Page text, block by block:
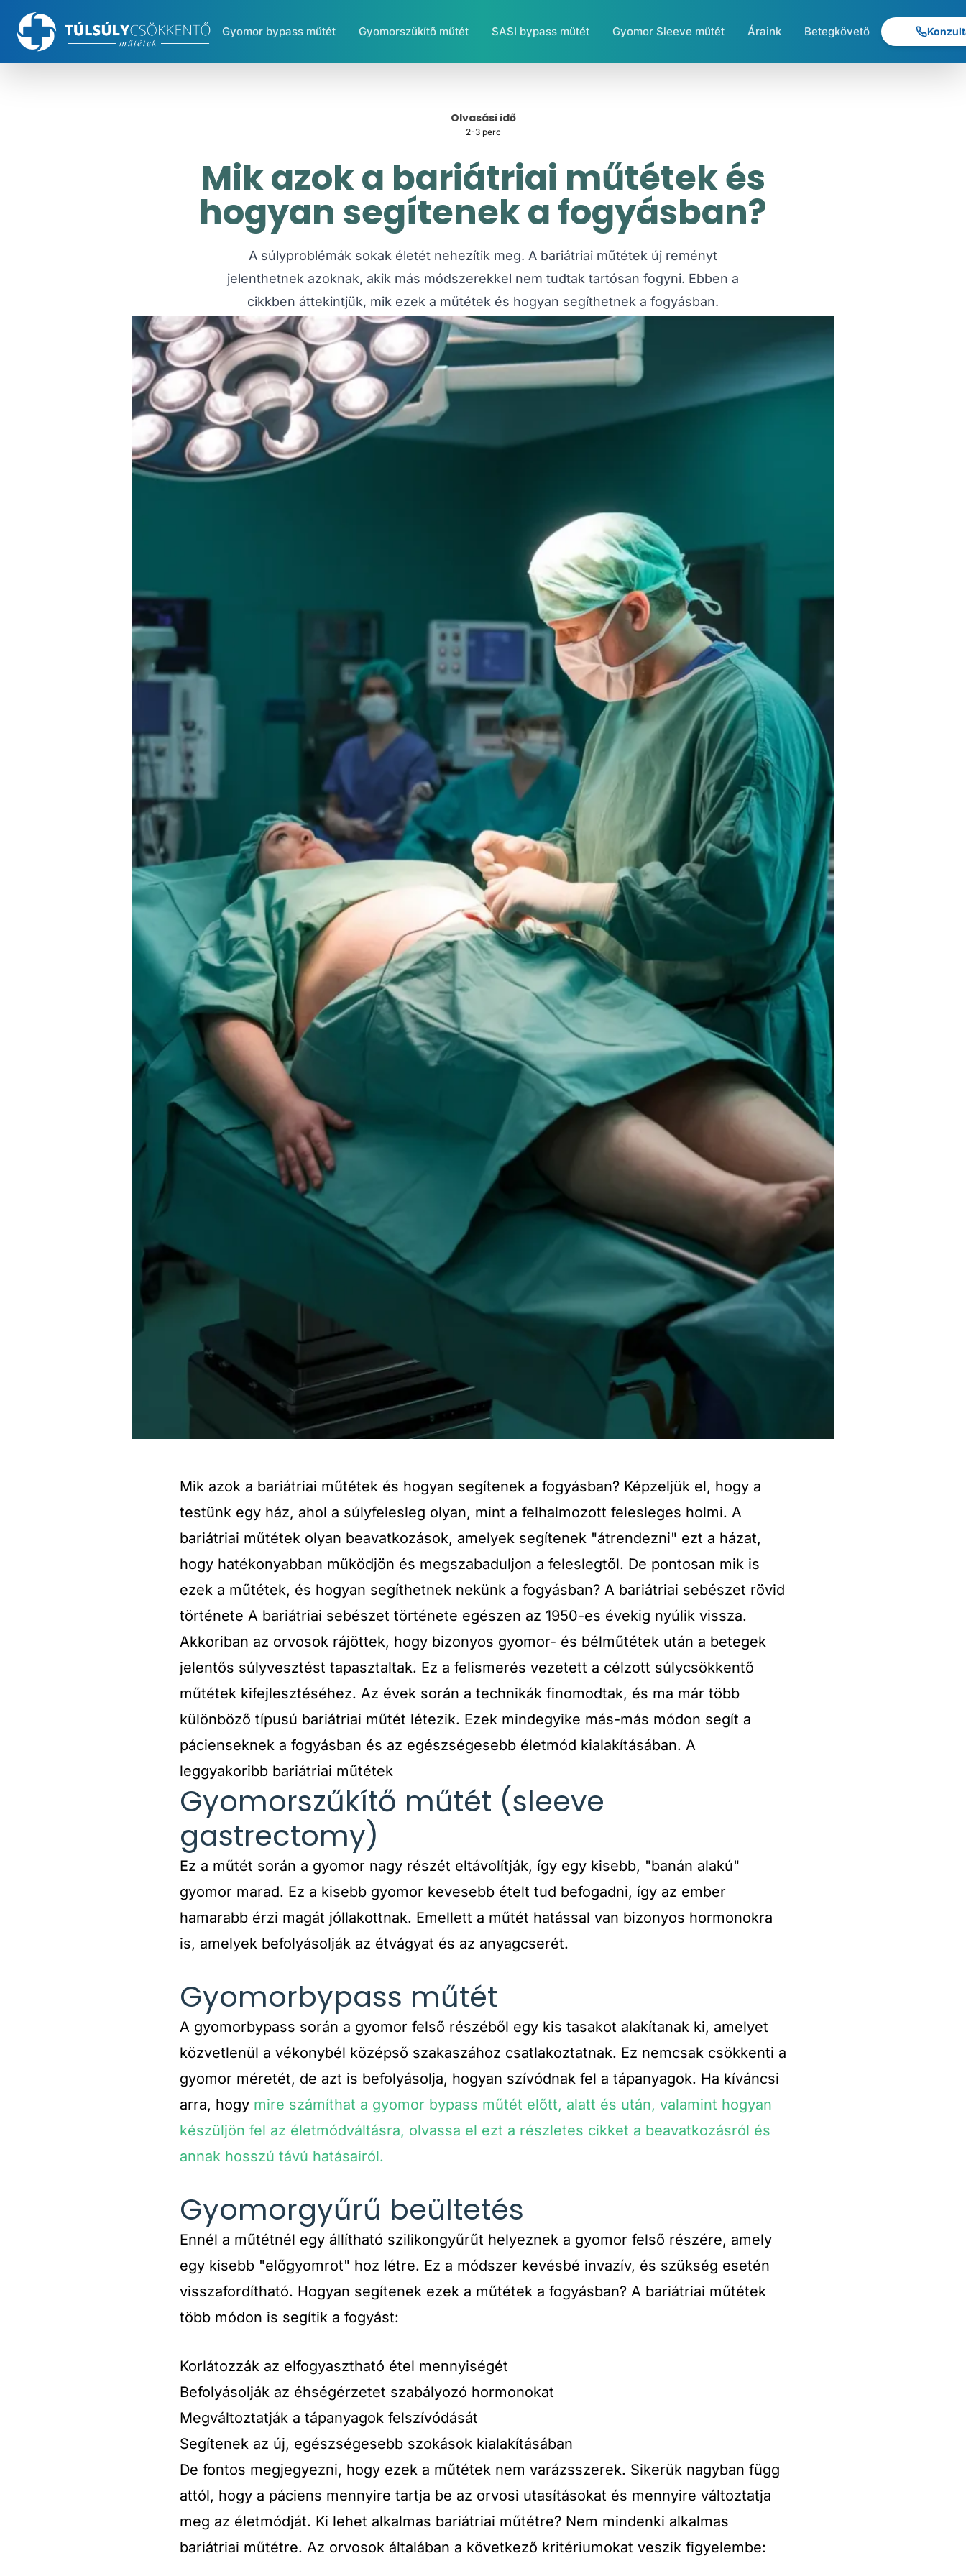
Gyomor bypass műtét Gyomorszűkítő műtét SASI bypass műtét Gyomor Sleeve műtét Áraink Betegkövető
Olvasási idő
2-3 perc
Mik azok a bariátriai műtétek és
hogyan segítenek a fogyásban?
A súlyproblémák sokak életét nehezítik meg. A bariátriai műtétek új reményt
jelenthetnek azoknak, akik más módszerekkel nem tudtak tartósan fogyni. Ebben a
cikkben áttekintjük, mik ezek a műtétek és hogyan segíthetnek a fogyásban.
Mik azok a bariátriai műtétek és hogyan segítenek a fogyásban? Képzeljük el, hogy a
testünk egy ház, ahol a súlyfelesleg olyan, mint a felhalmozott felesleges holmi. A
bariátriai műtétek olyan beavatkozások, amelyek segítenek "átrendezni" ezt a házat,
hogy hatékonyabban működjön és megszabaduljon a feleslegtől. De pontosan mik is
ezek a műtétek, és hogyan segíthetnek nekünk a fogyásban? A bariátriai sebészet rövid
története A bariátriai sebészet története egészen az 1950-es évekig nyúlik vissza.
Akkoriban az orvosok rájöttek, hogy bizonyos gyomor- és bélműtétek után a betegek
jelentős súlyvesztést tapasztaltak. Ez a felismerés vezetett a célzott súlycsökkentő
műtétek kifejlesztéséhez. Az évek során a technikák finomodtak, és ma már több
különböző típusú bariátriai műtét létezik. Ezek mindegyike más-más módon segít a
pácienseknek a fogyásban és az egészségesebb életmód kialakításában. A
leggyakoribb bariátriai műtétek
Gyomorszűkítő műtét (sleeve
gastrectomy)
Ez a műtét során a gyomor nagy részét eltávolítják, így egy kisebb, "banán alakú"
gyomor marad. Ez a kisebb gyomor kevesebb ételt tud befogadni, így az ember
hamarabb érzi magát jóllakottnak. Emellett a műtét hatással van bizonyos hormonokra
is, amelyek befolyásolják az étvágyat és az anyagcserét.
Gyomorbypass műtét
A gyomorbypass során a gyomor felső részéből egy kis tasakot alakítanak ki, amelyet
közvetlenül a vékonybél középső szakaszához csatlakoztatnak. Ez nemcsak csökkenti a
gyomor méretét, de azt is befolyásolja, hogyan szívódnak fel a tápanyagok. Ha kíváncsi
arra, hogy mire számíthat a gyomor bypass műtét előtt, alatt és után, valamint hogyan
készüljön fel az életmódváltásra, olvassa el ezt a részletes cikket a beavatkozásról és
annak hosszú távú hatásairól.
Gyomorgyűrű beültetés
Ennél a műtétnél egy állítható szilikongyűrűt helyeznek a gyomor felső részére, amely
egy kisebb "előgyomrot" hoz létre. Ez a módszer kevésbé invazív, és szükség esetén
visszafordítható. Hogyan segítenek ezek a műtétek a fogyásban? A bariátriai műtétek
több módon is segítik a fogyást:
Korlátozzák az elfogyasztható étel mennyiségét
Befolyásolják az éhségérzetet szabályozó hormonokat
Megváltoztatják a tápanyagok felszívódását
Segítenek az új, egészségesebb szokások kialakításában
De fontos megjegyezni, hogy ezek a műtétek nem varázsszerek. Sikerük nagyban függ
attól, hogy a páciens mennyire tartja be az orvosi utasításokat és mennyire változtatja
meg az életmódját. Ki lehet alkalmas bariátriai műtétre? Nem mindenki alkalmas
bariátriai műtétre. Az orvosok általában a következő kritériumokat veszik figyelembe: